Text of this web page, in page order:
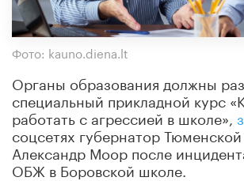
Фото: kauno.diena.lt
Органы образования должны
специальный прикладной курс
работать с агрессией в школе»,
соцсетях губернатор
Александр Моор после
ОБЖ в Боровской школе.